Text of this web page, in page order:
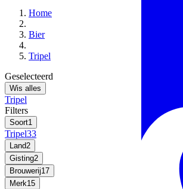
Home
Bier
Tripel
Geselecteerd
Wis alles
Tripel
Filters
Soort1
Tripel33
Land2
Gisting2
Brouwerij17
Merk15